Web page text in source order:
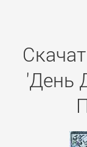
'День